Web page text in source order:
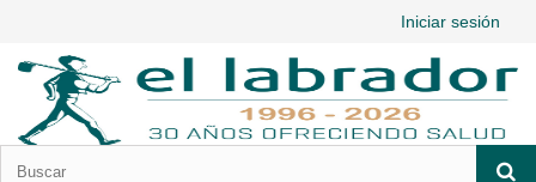
Iniciar sesión